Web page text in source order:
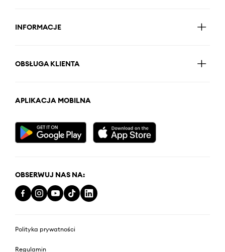
INFORMACJE
OBSŁUGA KLIENTA
APLIKACJA MOBILNA
OBSERWUJ NAS NA:
Polityka prywatności
Regulamin